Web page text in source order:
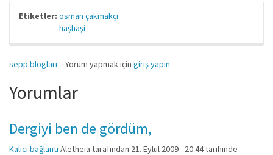
Etiketler: osman çakmakçı
haşhaşi
sepp blogları Yorum yapmak için giriş yapın
Yorumlar
Dergiyi ben de gördüm,
Kalıcı bağlantı Aletheia tarafından 21. Eylül 2009 - 20:44 tarihinde